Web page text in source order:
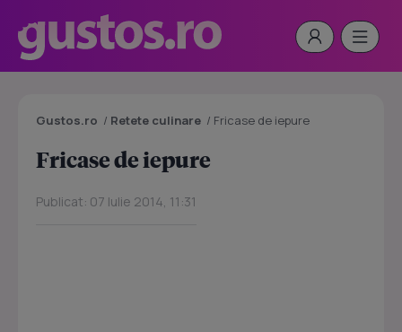
Gustos.ro / Retete culinare / Fricase de iepure
Fricase de iepure
Publicat: 07 Iulie 2014, 11:31